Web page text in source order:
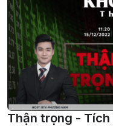
Thận trọng - Tích